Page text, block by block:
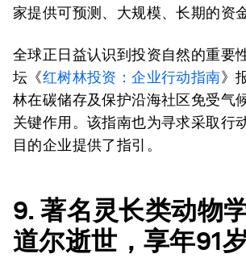
家提供可预测、大规模、长期的资
全球正日益认识到投资自然的重要
坛《红树林投资：企业行动指南》
林在碳储存及保护沿海社区免受气
关键作用。该指南也为寻求采取行
目的企业提供了指引。
9. 著名灵长类动物
道尔逝世，享年91岁